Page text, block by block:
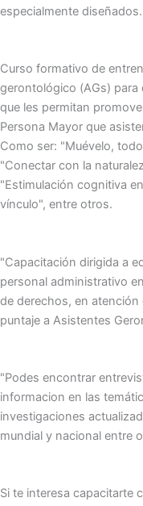
especialmente
Curso formativo de
gerontológico (AGs) para
que les permitan
Persona Mayor que
Como ser: "Muévelo,
"Conectar con la
"Estimulación cognitiva
vínculo", entre otros.
"Capacitación dirigida a
personal administrativo
de derechos, en
puntaje a Asistentes
"Podes encontrar
informacion en las
investigaciones
mundial y nacional entre
Si te interesa capacitarte